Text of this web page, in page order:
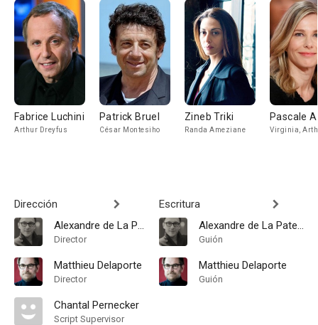
Fabrice Luchini
Arthur Dreyfus
Patrick Bruel
César Montesiho
Zineb Triki
Randa Ameziane
Pascale
Virginia,
Dirección
Alexandre de La Patellière
Director
Matthieu Delaporte
Director
Chantal Pernecker
Script Supervisor
Escritura
Alexandre de La Patellière
Guión
Matthieu Delaporte
Guión